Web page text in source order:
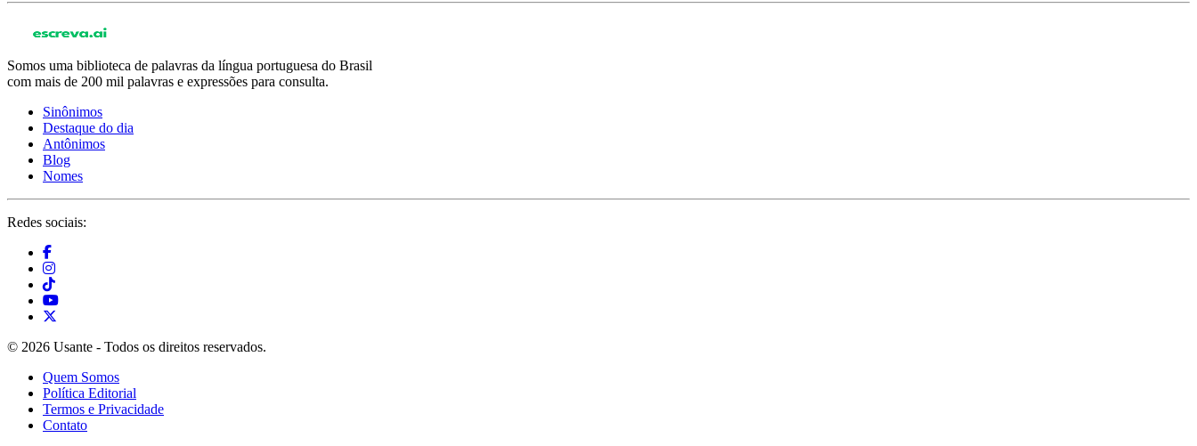
Somos uma biblioteca de palavras da língua portuguesa do Brasil
com mais de 200 mil palavras e expressões para consulta.
Sinônimos
Destaque do dia
Antônimos
Blog
Nomes
Redes sociais:
© 2026 Usante - Todos os direitos reservados.
Quem Somos
Política Editorial
Termos e Privacidade
Contato